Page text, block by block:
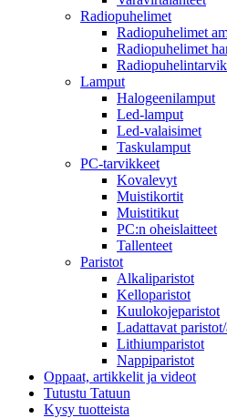
Radiopuhelimet
Radiopuhelimet
Radiopuhelimet
Lamput
Halogeenilamput
Led-lamput
Led-valaisimet
Taskulamput
PC-tarvikkeet
Kovalevyt
Muistikortit
Muistitikut
PC:n oheislaitteet
Tallenteet
Paristot
Alkaliparistot
Kelloparistot
Kuulokojeparistot
Ladattavat
Lithiumparistot
Nappiparistot
Oppaat, artikkelit ja videot
Tutustu Tatuun
Kysy tuotteista